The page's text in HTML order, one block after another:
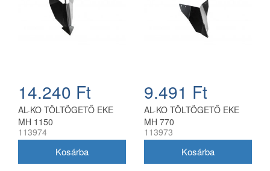
14.240 Ft
AL-KO TÖLTÖGETŐ EKE
MH 1150
113974
9.491 Ft
AL-KO TÖLTÖGETŐ EKE
MH 770
113973